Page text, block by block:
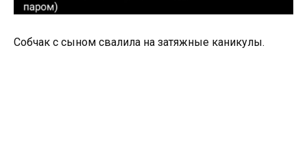
Собчак с сыном свалила на затяжные каникулы.